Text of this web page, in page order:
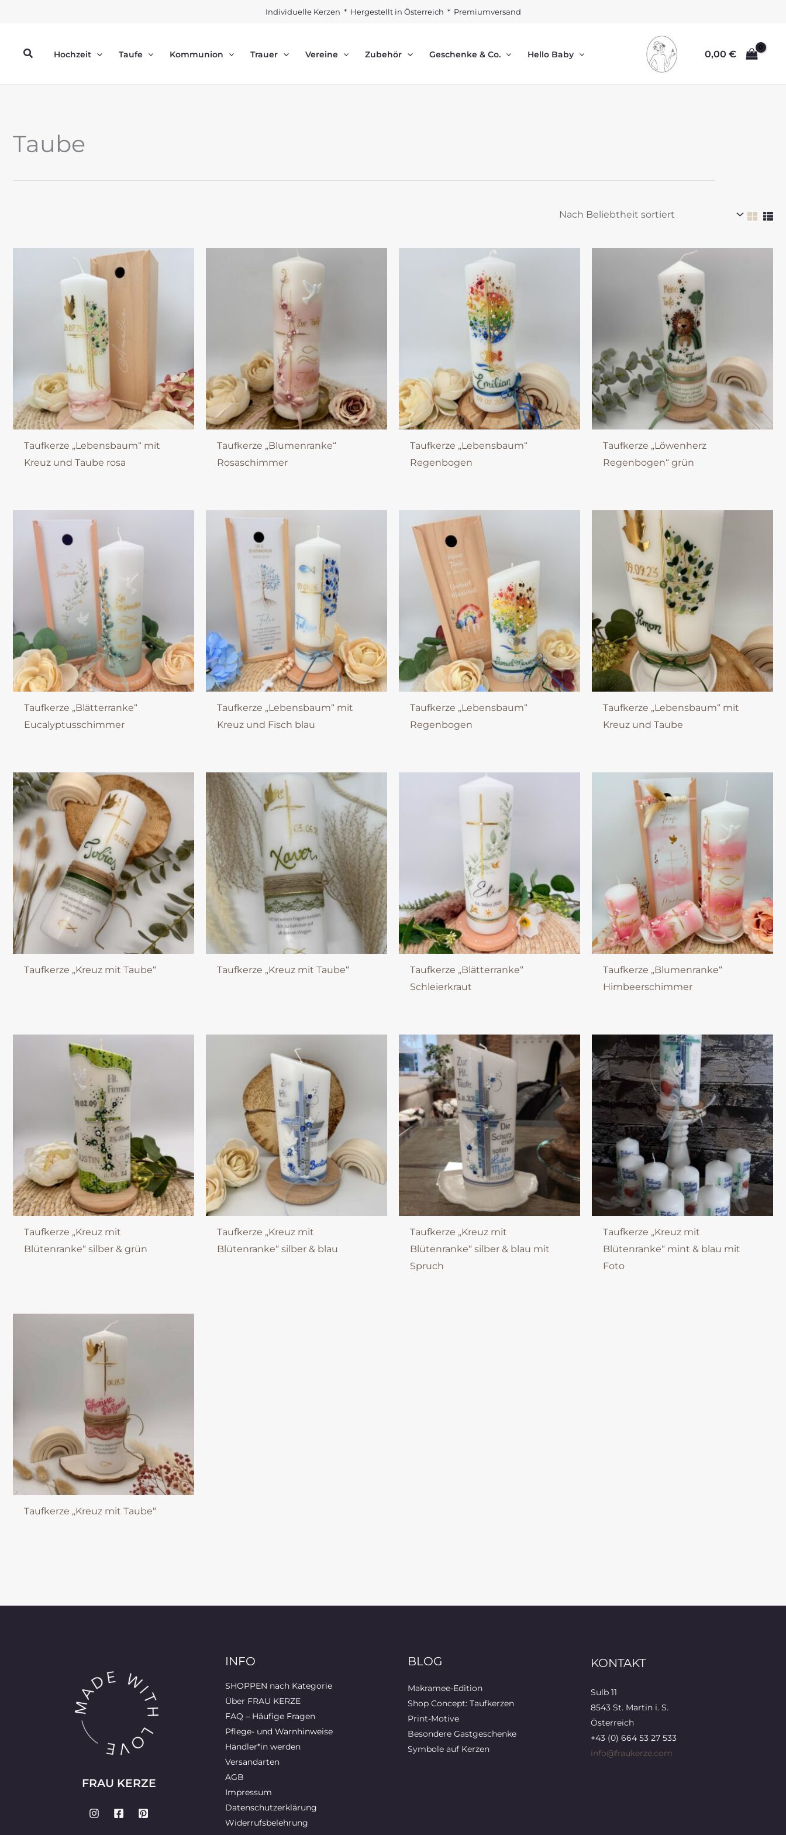
Individuelle Kerzen * Hergestellt in Österreich * Premiumversand
SuchenHochzeit Taufe Kommunion Trauer Vereine Zubehör Geschenke & Co. Hello Baby 0,00 €
Taube
Taufkerze „Lebensbaum“ mit
Kreuz und Taube rosa
Taufkerze „Blumenranke“
Rosaschimmer
Taufkerze „Lebensbaum“
Regenbogen
Taufkerze „Löwenherz
Regenbogen“ grün
Taufkerze „Blätterranke“
Eucalyptusschimmer
Taufkerze „Lebensbaum“ mit
Kreuz und Fisch blau
Taufkerze „Lebensbaum“
Regenbogen
Taufkerze „Lebensbaum“ mit
Kreuz und Taube
Taufkerze „Kreuz mit Taube“ Taufkerze „Kreuz mit Taube“
Taufkerze „Blätterranke“
Schleierkraut
Taufkerze „Blumenranke“
Himbeerschimmer
Taufkerze „Kreuz mit
Blütenranke“ silber & grün
Taufkerze „Kreuz mit
Blütenranke“ silber & blau
Taufkerze „Kreuz mit
Blütenranke“ silber & blau mit
Spruch
Taufkerze „Kreuz mit
Blütenranke“ mint & blau mit
Foto
Taufkerze „Kreuz mit Taube“
FRAU KERZE
INFO
SHOPPEN nach Kategorie
Über FRAU KERZE
FAQ – Häufige Fragen
Pflege- und Warnhinweise
Händler*in werden
Versandarten
AGB
Impressum
Datenschutzerklärung
Widerrufsbelehrung
BLOG
Makramee-Edition
Shop Concept: Taufkerzen
Print-Motive
Besondere Gastgeschenke
Symbole auf Kerzen
KONTAKT
Sulb 11
8543 St. Martin i. S.
Österreich
+43 (0) 664 53 27 533
info@fraukerze.com